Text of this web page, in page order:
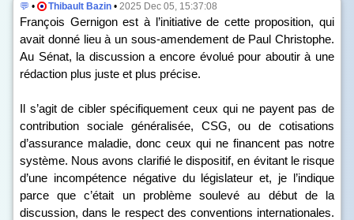
💬 • Thibault Bazin • 2025 Dec 05, 15:37:08
François Gernigon est à l’initiative de cette proposition, qui
avait donné lieu à un sous-amendement de Paul Christophe.
Au Sénat, la discussion a encore évolué pour aboutir à une
rédaction plus juste et plus précise.
Il s’agit de cibler spécifiquement ceux qui ne payent pas de
contribution sociale généralisée, CSG, ou de cotisations
d’assurance maladie, donc ceux qui ne financent pas notre
système. Nous avons clarifié le dispositif, en évitant le risque
d’une incompétence négative du législateur et, je l’indique
parce que c’était un problème soulevé au début de la
discussion, dans le respect des conventions internationales.